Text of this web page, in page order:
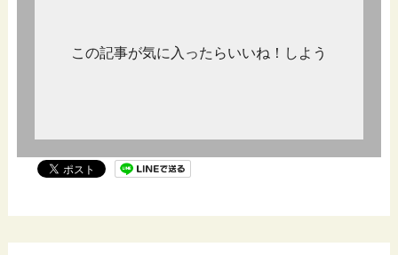
この記事が気に入ったらいいね！しよう